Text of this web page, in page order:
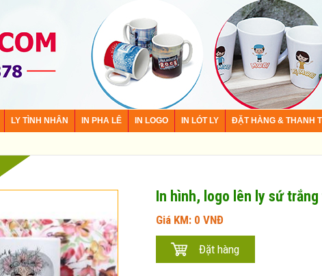
LY TÌNH NHÂN IN PHA LÊ IN LOGO IN LÓT LY ĐẶT HÀNG & THANH
In hình, logo lên ly sứ
Giá KM: 0 VNĐ